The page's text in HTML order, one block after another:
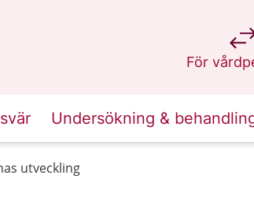
För
på
Undersökning &
utveckling